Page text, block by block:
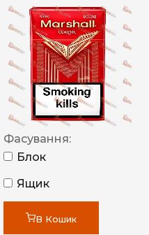
Фасування:
Блок
Ящик
В Кошик